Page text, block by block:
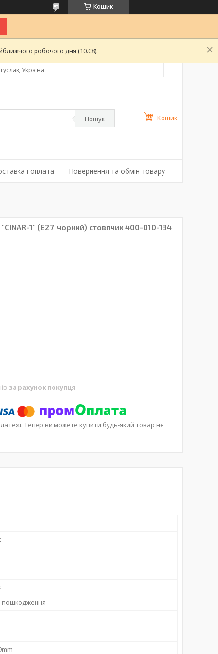
Кошик
робочого дня (10.08).
Україна
Пошук Кошик
і оплата Повернення та обмін товару
1" (Е27, чорний) стовпчик 400-010-134
за рахунок покупця
Тепер ви можете купити будь-який товар не
пошкодження